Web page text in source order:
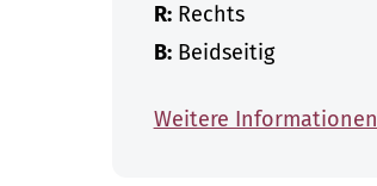
R:Rechts
B:Beidseitig
Weitere Informationen